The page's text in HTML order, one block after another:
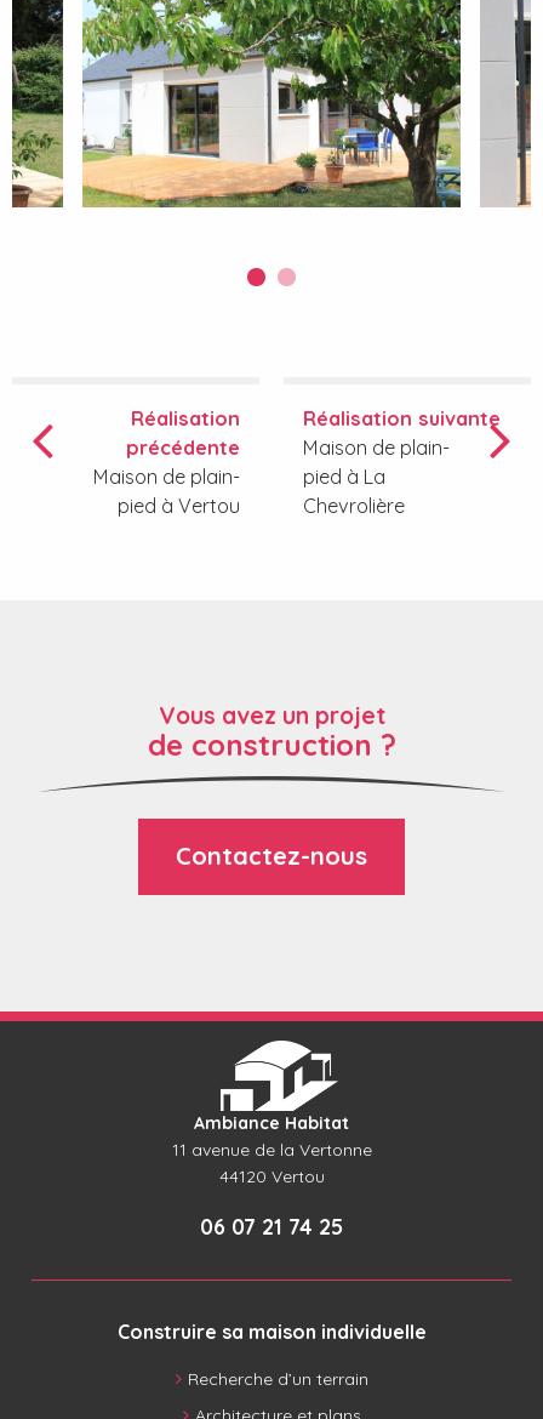
Réalisation
précédente
Maison de plain-
pied à Vertou
Réalisation suivante
Maison de plain-
pied à La
Chevrolière
Vous avez un projet
de construction ?
Contactez-nous
Ambiance Habitat
11 avenue de la Vertonne
44120 Vertou
06 07 21 74 25
Construire sa maison individuelle
Recherche d’un terrain